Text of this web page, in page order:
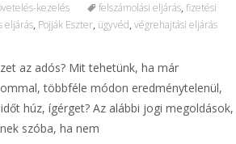
kezelés felszámolási eljárás, fizetési
eljárás, Pojják Eszter, ügyvéd, végrehajtási eljárás
az adós? Mit tehetünk, ha már
többféle módon eredménytelenül,
húz, ígérget? Az alábbi jogi megoldások,
szóba, ha nem